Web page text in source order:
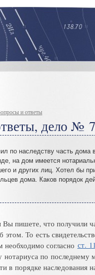
и ответы
дело №
по наследству часть дома
, на дом имеется
и других лиц. Хотел бы
дома. Каков порядок
Вы пишете, что получили
этом. То есть
необходимо согласно ст.
нотариуса по последнему
в порядке наследования